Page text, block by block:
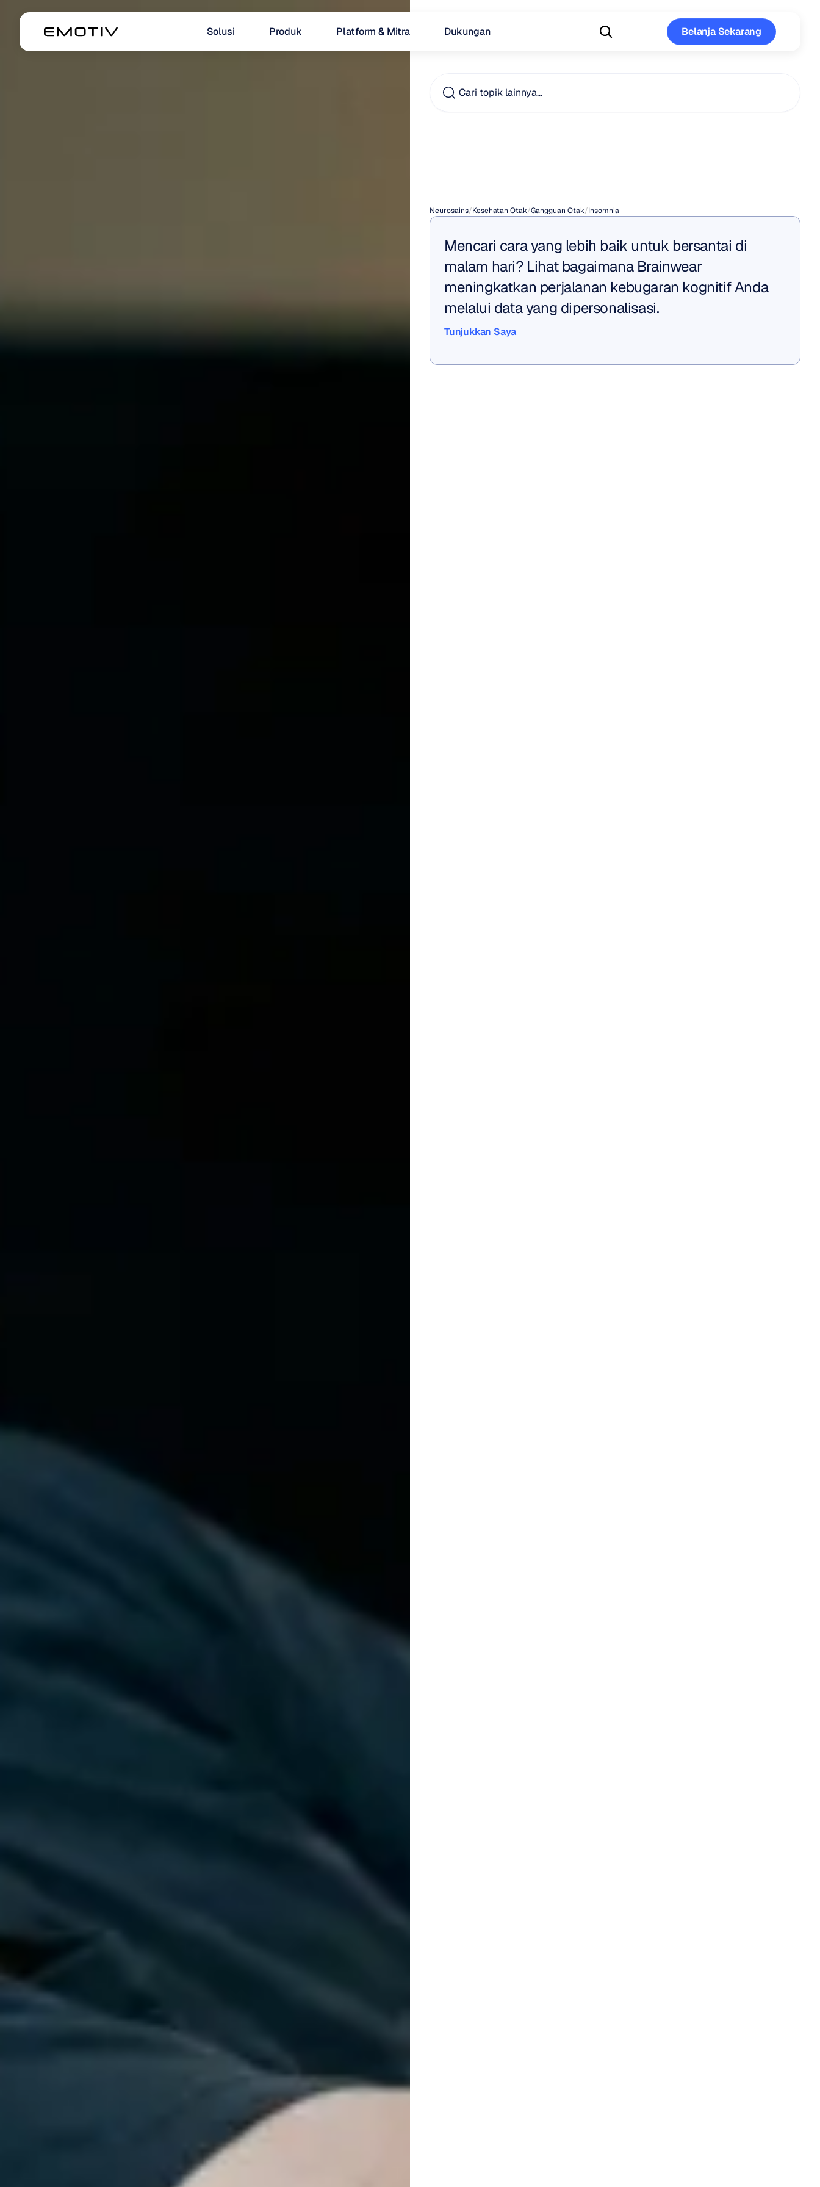
Solusi Produk Platform & Mitra Dukungan
Belanja Sekarang
Cari topik lainnya…
Neurosains/Kesehatan Otak/Gangguan Otak/Insomnia
Mencari cara yang lebih baik untuk bersantai di
malam hari? Lihat bagaimana Brainwear
meningkatkan perjalanan kebugaran kognitif Anda
melalui data yang dipersonalisasi.
Tunjukkan Saya